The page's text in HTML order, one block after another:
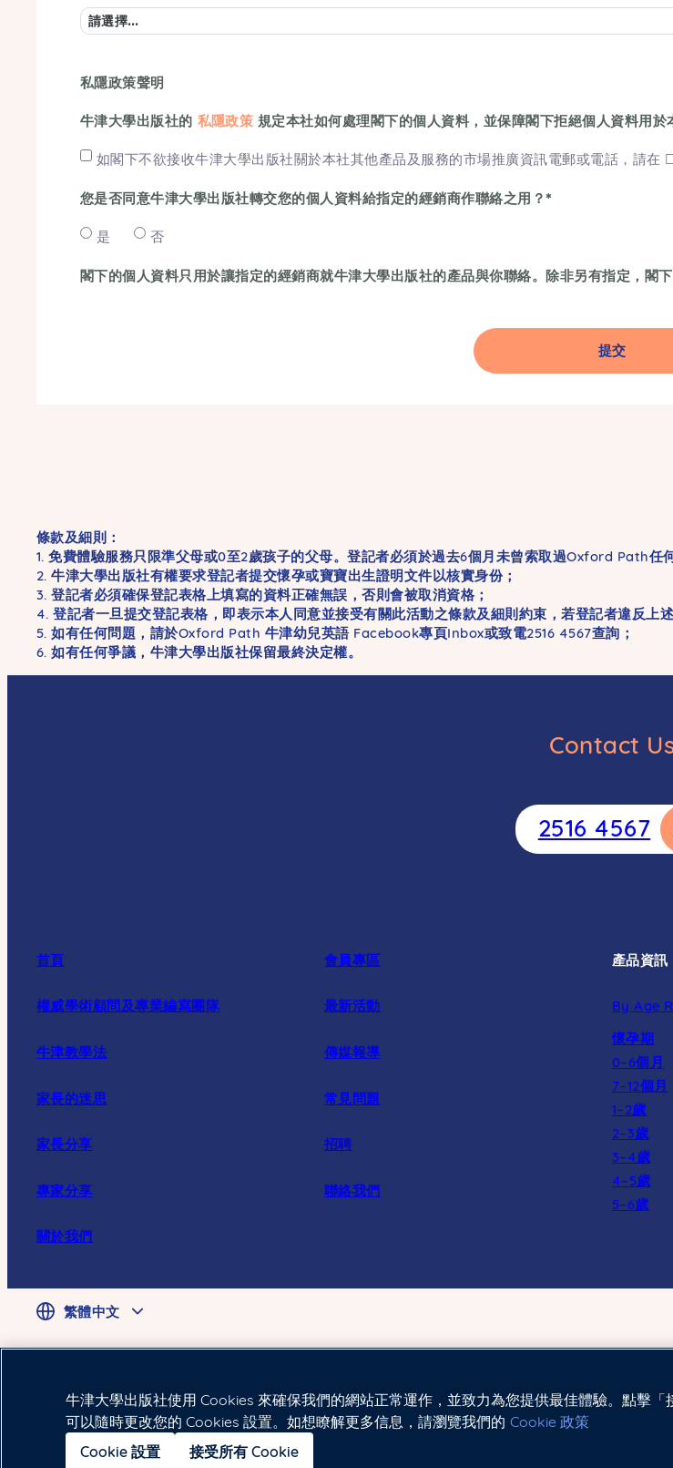
私隱政策聲明
牛津大學出版社的 私隱政策 規定本社如何處理閣下的個人資料，並保障閣下拒絕個人資料用於
如閣下不欲接收牛津大學出版社關於本社其他產品及服務的市場推廣資訊電郵或電話，請在
您是否同意牛津大學出版社轉交您的個人資料給指定的經銷商作聯絡之用？*
是 否
閣下的個人資料只用於讓指定的經銷商就牛津大學出版社的產品與你聯絡。除非另有指定，閣
條款及細則：
1. 免費體驗服務只限準父母或0至2歲孩子的父母。登記者必須於過去6個月未曾索取過Oxford Path任
2. 牛津大學出版社有權要求登記者提交懷孕或寶寶出生證明文件以核實身份；
3. 登記者必須確保登記表格上填寫的資料正確無誤，否則會被取消資格；
4. 登記者一旦提交登記表格，即表示本人同意並接受有關此活動之條款及細則約束，若登記者違反上
5. 如有任何問題，請於Oxford Path 牛津幼兒英語 Facebook專頁Inbox或致電2516 4567查詢；
6. 如有任何爭議，牛津大學出版社保留最終決定權。
Contact
2516 4567
首頁
權威學術顧問及專業編寫團隊
牛津教學法
家長的迷思
家長分享
專家分享
關於我們
會員專區
最新活動
傳媒報導
常見問題
招聘
聯絡我們
產品資訊
By Age
懷孕期
0–6個月
7–12個月
1–2歲
2–3歲
3–4歲
4–5歲
5–6歲
繁體中文
Copyright © 2024 Oxford University Press (China) Ltd.
牛津大學出版社使用 Cookies 來確保我們的網站正常運作，並致力為您提供最佳體驗。點擊
可以隨時更改您的 Cookies 設置。如想瞭解更多信息，請瀏覽我們的 Cookie 政策
Cookie 設置
接受所有 Cookie